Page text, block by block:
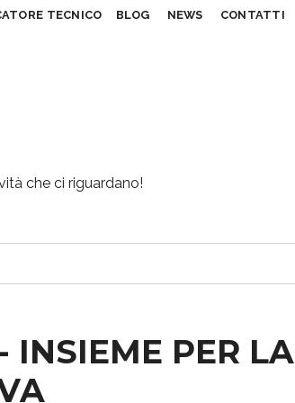
TECNICO BLOG NEWS CONTATTI
che ci riguardano!
PER LA